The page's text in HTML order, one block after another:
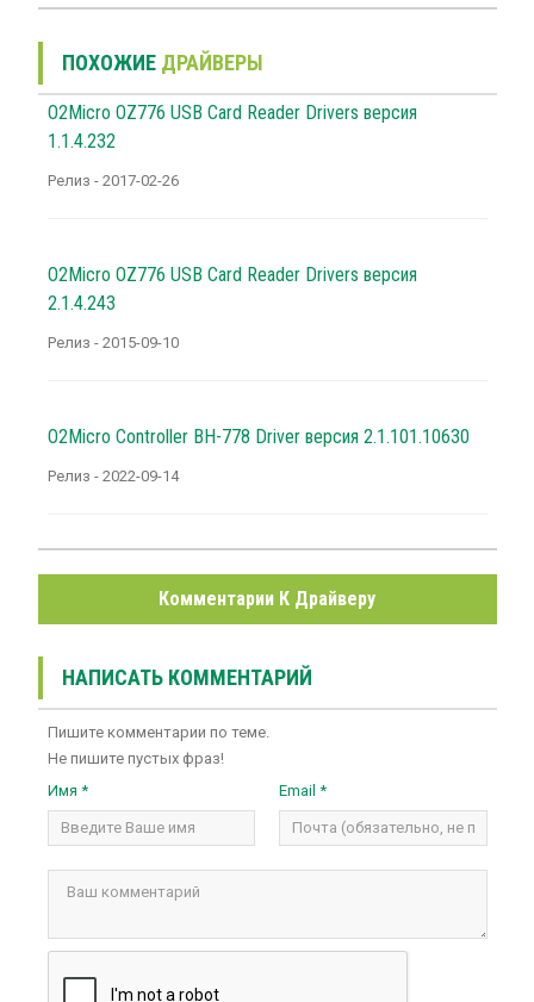
ПОХОЖИЕ ДРАЙВЕРЫ
O2Micro OZ776 USB Card Reader Drivers версия
1.1.4.232
Релиз - 2017-02-26
O2Micro OZ776 USB Card Reader Drivers версия
2.1.4.243
Релиз - 2015-09-10
O2Micro Controller BH-778 Driver версия 2.1.101.10630
Релиз - 2022-09-14
Комментарии К Драйверу
НАПИСАТЬ КОММЕНТАРИЙ
Пишите комментарии по теме.
Не пишите пустых фраз!
Имя *
Email *